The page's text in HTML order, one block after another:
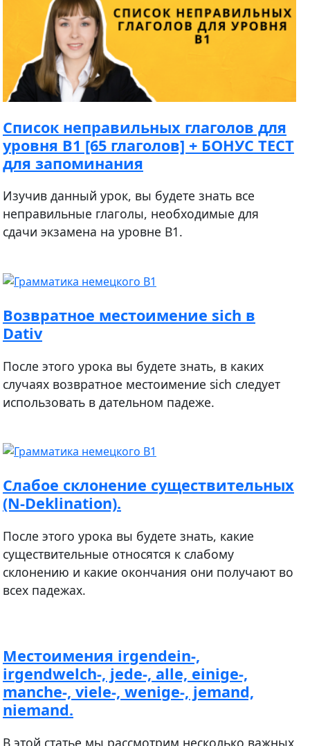
Список неправильных глаголов для
уровня В1 [65 глаголов] + БОНУС ТЕСТ
для запоминания
Изучив данный урок, вы будете знать все
неправильные глаголы, необходимые для
сдачи экзамена на уровне B1.
Возвратное местоимение sich в
Dativ
После этого урока вы будете знать, в каких
случаях возвратное местоимение sich следует
использовать в дательном падеже.
Cлабое склонение существительных
(N-Deklination).
После этого урока вы будете знать, какие
существительные относятся к слабому
склонению и какие окончания они получают во
всех падежах.
Местоимения irgendein-,
irgendwelch-, jede-, alle, einige-,
manche-, viele-, wenige-, jemand,
niemand.
В этой статье мы рассмотрим несколько важных